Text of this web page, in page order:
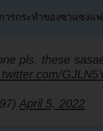
รกระทำของซาแซงแ
pls. these
April 5, 2022